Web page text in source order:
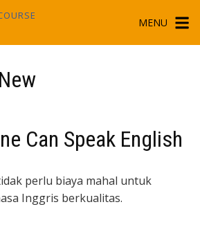
MENU
Can Speak English
perlu biaya mahal untuk
Inggris berkualitas.